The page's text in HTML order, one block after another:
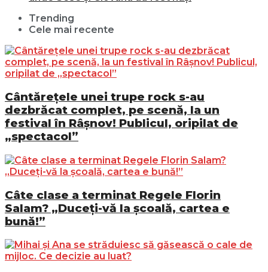
Trending
Cele mai recente
Cântărețele unei trupe rock s-au
dezbrăcat complet, pe scenă, la un
festival în Râșnov! Publicul, oripilat de
„spectacol”
Câte clase a terminat Regele Florin
Salam? „Duceți-vă la școală, cartea e
bună!”